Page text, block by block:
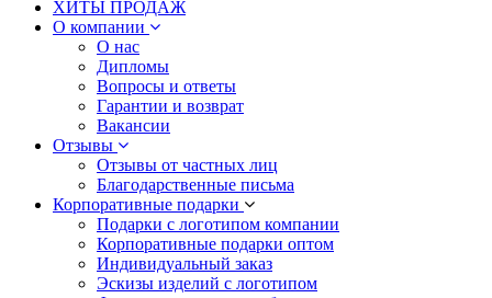
ХИТЫ ПРОДАЖ
О компании
О нас
Дипломы
Вопросы и ответы
Гарантии и возврат
Вакансии
Отзывы
Отзывы от частных лиц
Благодарственные письма
Корпоративные подарки
Подарки с логотипом компании
Корпоративные подарки оптом
Индивидуальный заказ
Эскизы изделий с логотипом